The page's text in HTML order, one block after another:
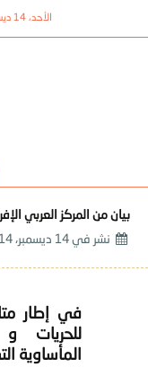
الأحد، 14 ديسمبر، 2014 — 20267 20263 20261
بيان من المركز العربي
نشر في 14 ديسمبر، 2014
في إطار
للحريات
المأساوية